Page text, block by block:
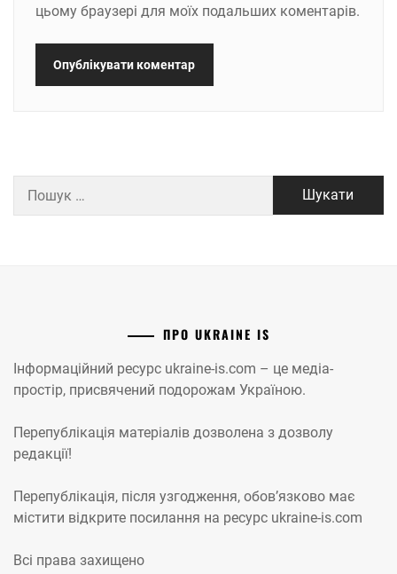
цьому браузері для моїх подальших коментарів.
ПРО UKRAINE IS
Інформаційний ресурс ukraine-is.com – це медіа-
простір, присвячений подорожам Україною.
Перепублікація матеріалів дозволена з дозволу
редакції!
Перепублікація, після узгодження, обов’язково має
містити відкрите посилання на ресурс ukraine-is.com
Всі права захищено